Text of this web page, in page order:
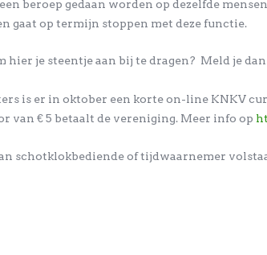
beroep gedaan worden op dezelfde
gaat op termijn stoppen met deze functie.
hier je steentje aan bij te dragen? Meld je
is er in oktober een korte on-line KNKV
van € 5 betaalt de vereniging. Meer info op
schotklokbediende of tijdwaarnemer